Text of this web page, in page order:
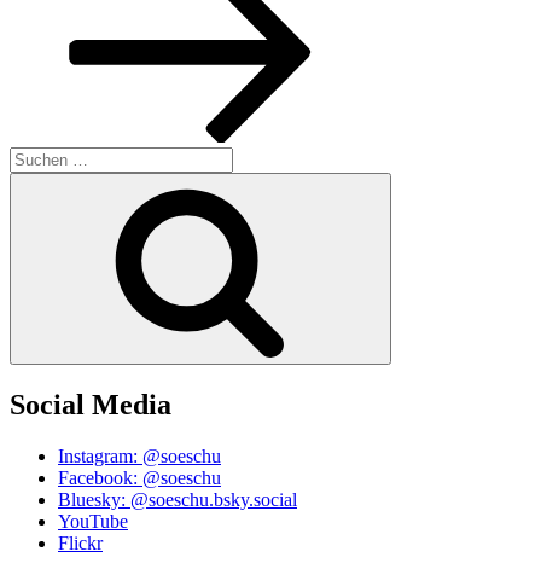
Suchen
nach:
Social Media
Instagram: @soeschu
Facebook: @soeschu
Bluesky: @soeschu.bsky.social
YouTube
Flickr